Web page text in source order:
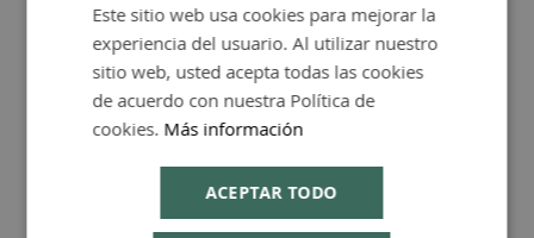
Presentación: tubo de 120ml
Más Información
SPANISH
ENGLISH
Este sitio web usa cookies para mejorar la
experiencia del usuario. Al utilizar nuestro
sitio web, usted acepta todas las cookies
de acuerdo con nuestra Política de
cookies. Más información
ACEPTAR TODO